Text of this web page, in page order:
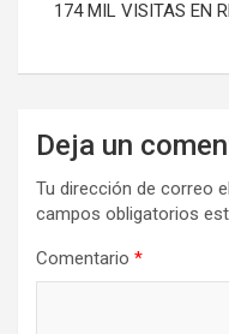
174 MIL VISITAS EN
Deja un
Tu dirección de correo
campos obligatorios
Comentario *